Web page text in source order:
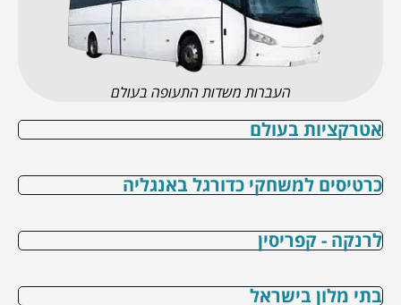
העברות משדות התעופה בעולם
אטרקציות בעולם
כרטיסים למשחקי כדורגל באנגליה
לרנקה - קפריסין
בתי מלון בישראל